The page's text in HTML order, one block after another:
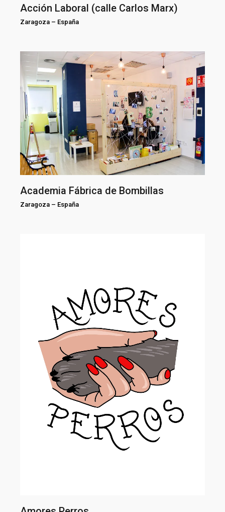
Acción Laboral (calle Carlos Marx)
Zaragoza – España
Academia Fábrica de Bombillas
Zaragoza – España